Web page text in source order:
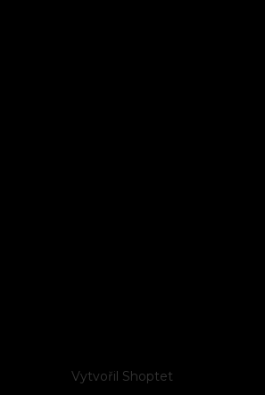
Vytvořil Shoptet